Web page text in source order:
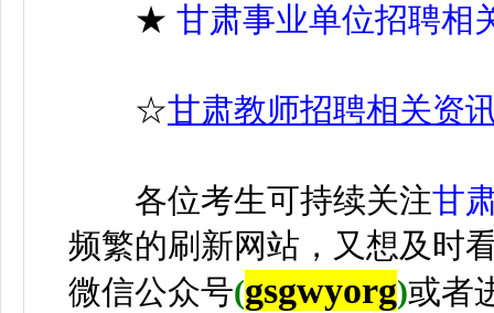
★ 甘肃事业单位招聘相
☆甘肃教师招聘相关资
各位考生可持续关注甘
频繁的刷新网站，又想及时
微信公众号(gsgwyorg)或者